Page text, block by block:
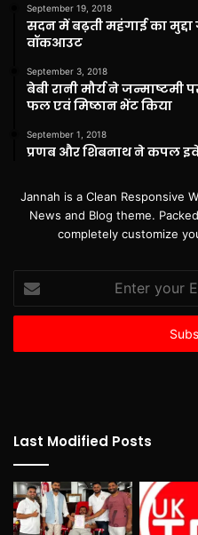
September 19, 2018
सदन में बढ़ती महंगाई का
वॉकआउट
September 3, 2018
बेबी रानी मौर्य ने जन्माष्टमी
फल एवं मिष्ठान भेंट किया
September 1, 2018
प्रणब और शिबनाथ ने कपल
Jannah is a Clean Responsive
News and Blog theme.
completely customize
your
Email
Last Modified Posts